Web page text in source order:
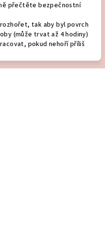
přečtěte bezpečnostní
tak aby byl povrch
(může trvat až 4 hodiny)
pokud nehoří příliš